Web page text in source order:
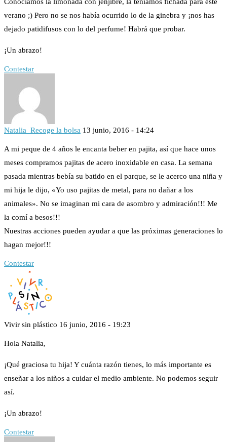
Conocíamos la limonada con jenjibre, la teníamos fichada para este
verano ;) Pero no se nos había ocurrido lo de la ginebra y ¡nos has
dejado patidifusos con lo del perfume! Habrá que probar.
¡Un abrazo!
Contestar
Natalia_Recoge la bolsa 13 junio, 2016 - 14:24
A mi peque de 4 años le encanta beber en pajita, así que hace unos
meses compramos pajitas de acero inoxidable en casa. La semana
pasada mientras bebía su batido en el parque, se le acerco una niña y
mi hija le dijo, «Yo uso pajitas de metal, para no dañar a los
animales». No se imaginan mi cara de asombro y admiración!!! Me
la comí a besos!!!
Nuestras acciones pueden ayudar a que las próximas generaciones lo
hagan mejor!!!
Contestar
Vivir sin plástico 16 junio, 2016 - 19:23
Hola Natalia,
¡Qué graciosa tu hija! Y cuánta razón tienes, lo más importante es
enseñar a los niños a cuidar el medio ambiente. No podemos seguir
así.
¡Un abrazo!
Contestar